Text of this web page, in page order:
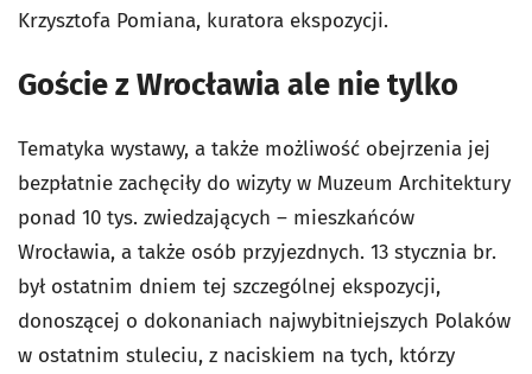
Krzysztofa Pomiana, kuratora ekspozycji.
Goście z Wrocławia ale nie tylko
Tematyka wystawy, a także możliwość obejrzenia jej
bezpłatnie zachęciły do wizyty w Muzeum Architektury
ponad 10 tys. zwiedzających – mieszkańców
Wrocławia, a także osób przyjezdnych. 13 stycznia br.
był ostatnim dniem tej szczególnej ekspozycji,
donoszącej o dokonaniach najwybitniejszych Polaków
w ostatnim stuleciu, z naciskiem na tych, którzy